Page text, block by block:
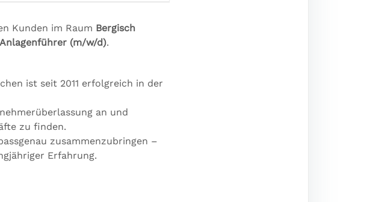
Kunden im Raum Bergisch
(m/w/d).
ist seit 2011 erfolgreich in der
an und
zu finden.
zusammenzubringen –
Erfahrung.